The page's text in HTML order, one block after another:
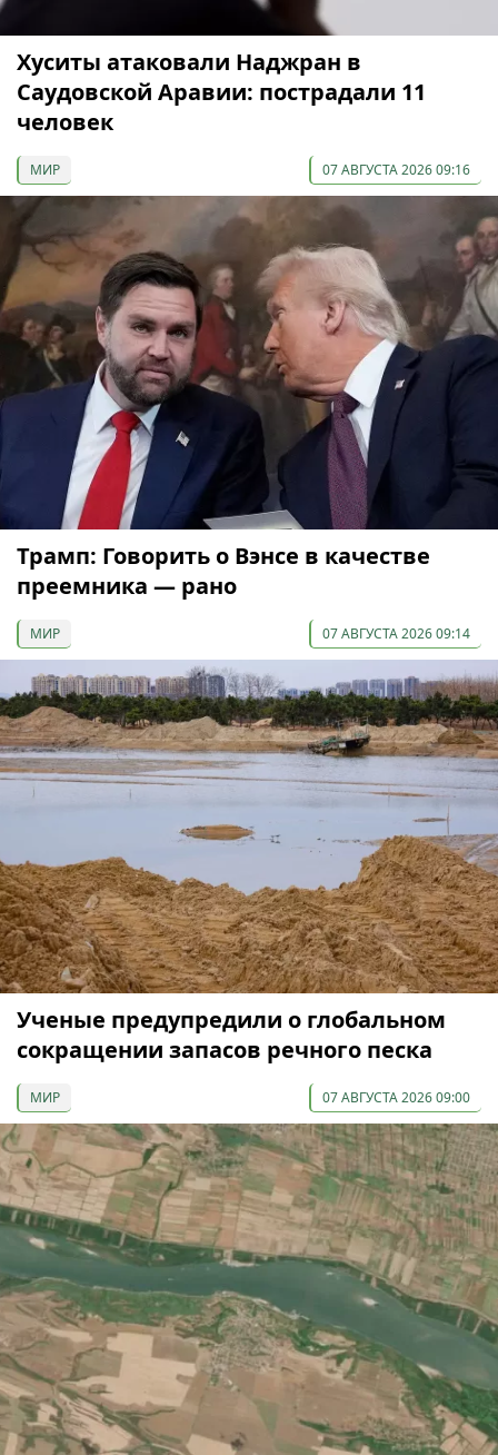
Хуситы атаковали Наджран в
Саудовской Аравии: пострадали 11
человек
МИР 07 АВГУСТА 2026 09:16
Трамп: Говорить о Вэнсе в качестве
преемника — рано
МИР 07 АВГУСТА 2026 09:14
Ученые предупредили о глобальном
сокращении запасов речного песка
МИР 07 АВГУСТА 2026 09:00